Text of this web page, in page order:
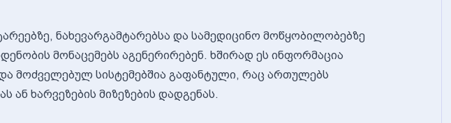
ნახევარგამტარებსა და სამედიცინო მოწყობილობებზე
მონაცემებს აგენერირებენ. ხშირად ეს ინფორმაცია
მოძველებულ სისტემებშია გაფანტული, რაც ართულებს
ან ხარვეზების მიზეზების დადგენას.